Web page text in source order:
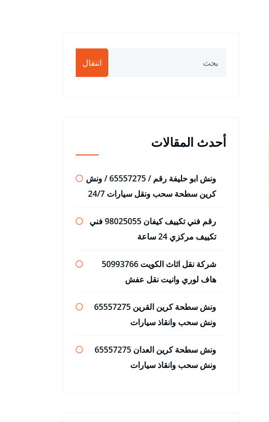
انتقال
أحدث المقالات
ونش ابو حليفة رقم / 65557275 / ونش
كرين سطحة سحب ونقل سيارات 24/7
رقم فني تكييف كيفان 98025055 فني
تكييف مركزي 24 ساعة
شركة نقل اثاث الكويت 50993766
هاف لوري وانيت نقل عفش
ونش سطحة كرين القرين 65557275
ونش سحب وانقاذ سيارات
ونش سطحة كرين العدان 65557275
ونش سحب وانقاذ سيارات